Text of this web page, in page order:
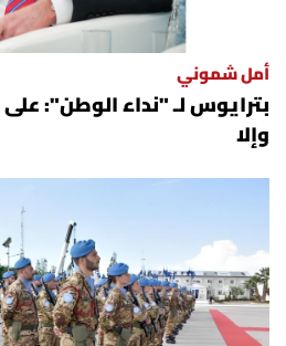
أمل شموني
بترايوس لـ "نداء الوطن":
وإلا